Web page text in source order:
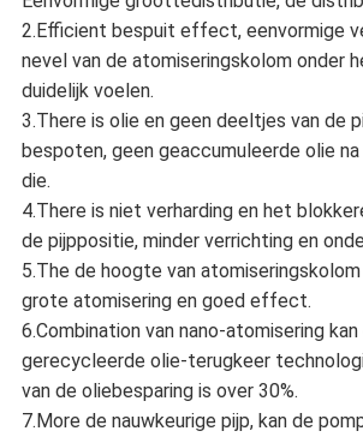
2.Efficient bespuit effect, eenvormige
nevel van de atomiseringskolom onder
duidelijk voelen.
3.There is olie en geen deeltjes van de
bespoten, geen geaccumuleerde olie
die.
4.There is niet verharding en het
de pijppositie, minder verrichting en
5.The de hoogte van
grote atomisering en goed effect.
6.Combination van nano-atomisering
gerecycleerde olie-terugkeer
van de oliebesparing is over 30%.
7.More de nauwkeurige pijp, kan de